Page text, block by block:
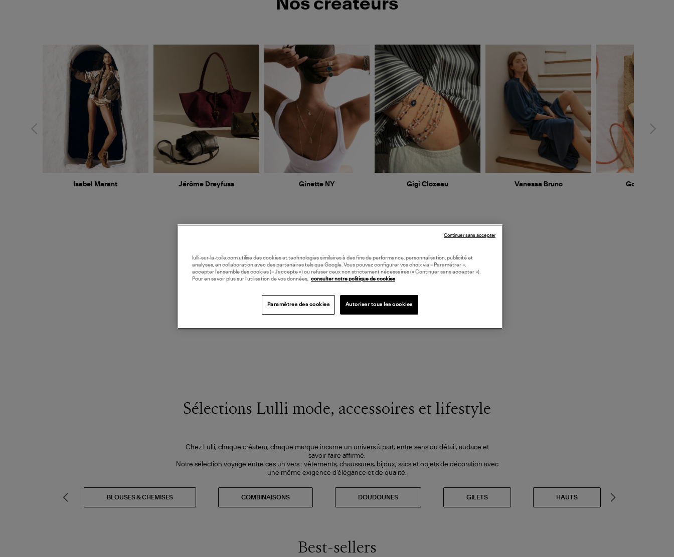
Nos créateurs
Isabel Marant Jérôme Dreyfuss Ginette NY Gigi Clozeau Vanessa Bruno Golden Goose
Sélections Lulli mode, accessoires et lifestyle
Chez Lulli, chaque créateur, chaque marque incarne un univers à part, entre sens du détail, audace et
savoir-faire affirmé.
Notre sélection voyage entre ces univers : vêtements, chaussures, bijoux, sacs et objets de décoration avec
une même exigence d’élégance et de qualité.
BLOUSES & CHEMISES COMBINAISONS DOUDOUNES GILETS HAUTS
Best-sellers
lulli-sur-la-toile.com utilise des cookies et technologies similaires à des fins de performance, personnalisation, publicité et
analyses, en collaboration avec des partenaires tels que Google. Vous pouvez configurer vos choix via « Paramétrer »,
accepter l’ensemble des cookies (« J’accepte ») ou refuser ceux non strictement nécessaires (« Continuer sans accepter »).
Pour en savoir plus sur l’utilisation de vos données, consulter notre politique de cookies
Paramètres des cookies Autoriser tous les cookies
Continuer sans accepter